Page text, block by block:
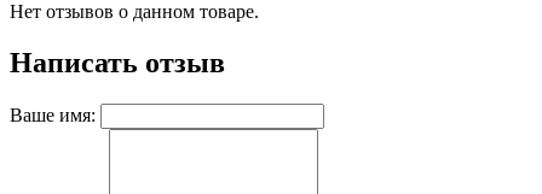
Нет отзывов о данном товаре.
Написать отзыв
Ваше имя: